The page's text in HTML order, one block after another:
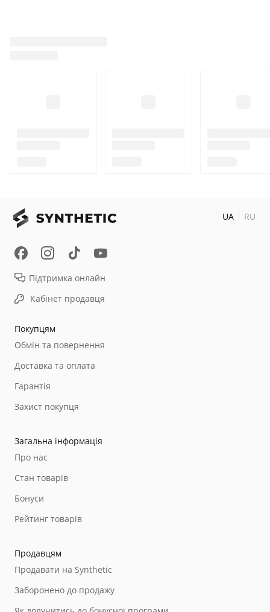
Покупцям
Обмін та повернення
Доставка та оплата
Гарантія
Захист покупця
Загальна інформація
Про нас
Стан товарів
Бонуси
Рейтинг товарів
Продавцям
Продавати на Synthetic
Заборонено до продажу
Підтримка онлайн
Кабінет продавця
UA RU